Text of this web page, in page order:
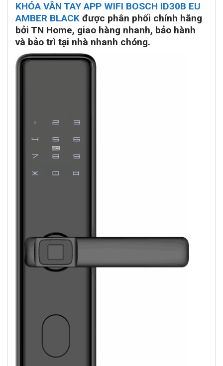
KHÓA VÂN TAY APP WIFI BOSCH ID30B EU
AMBER BLACK được phân phối chính hãng
bởi TN Home, giao hàng nhanh, bảo hành
và bảo trì tại nhà nhanh chóng.